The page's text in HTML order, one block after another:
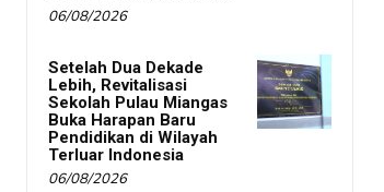
06/08/2026
Setelah Dua Dekade
Lebih, Revitalisasi
Sekolah Pulau Miangas
Buka Harapan Baru
Pendidikan di Wilayah
Terluar Indonesia
06/08/2026